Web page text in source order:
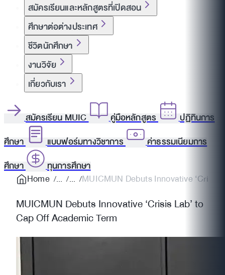
สมัครเรียนและหลักสูตรที่เปิดสอน
ศึกษาต่อต่างประเทศ
ชีวิตนักศึกษา
งานวิจัย
เกี่ยวกับเรา
สมัครเรียน MUIC คู่มือหลักสูตร
ปฏิทินการ
ศึกษา
แบบฟอร์มทางวิชาการ
ค่าธรรมเนียมการ
ศึกษา
ทุนการศึกษา
Home
MUICMUN Debuts Innovative ‘Crisis
MUICMUN Debuts Innovative ‘Crisis Lab’ to
Cap Off Academic Term